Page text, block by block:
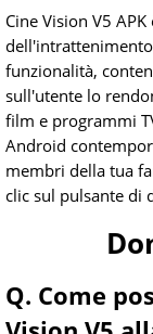
Cine Vision V5
funzionalità,
sull'utente lo
film e programmi
Android
membri della tua
clic sul pulsante di
Q. Come